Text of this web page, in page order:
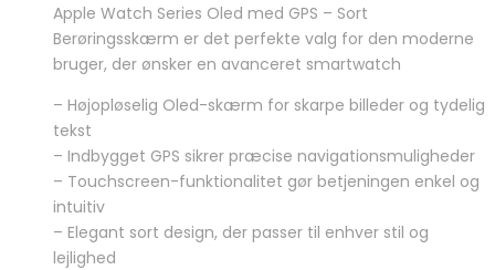
Apple Watch Series Oled med GPS – Sort
Berøringsskærm er det perfekte valg for den moderne
bruger, der ønsker en avanceret smartwatch
– Højopløselig Oled-skærm for skarpe billeder og tydelig
tekst
– Indbygget GPS sikrer præcise navigationsmuligheder
– Touchscreen-funktionalitet gør betjeningen enkel og
intuitiv
– Elegant sort design, der passer til enhver stil og
lejlighed